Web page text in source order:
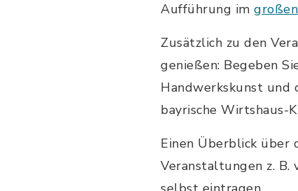
Aufführung im
Zusätzlich zu den
genießen: Begeben
Handwerkskunst und
bayrische Wirtshaus-
Einen Überblick über
Veranstaltungen z. B.